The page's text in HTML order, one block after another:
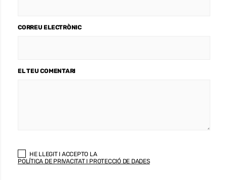
CORREU ELECTRÒNIC
EL TEU COMENTARI
HE LLEGIT I ACCEPTO LA
POLÍTICA DE PRIVACITAT I PROTECCIÓ DE DADES